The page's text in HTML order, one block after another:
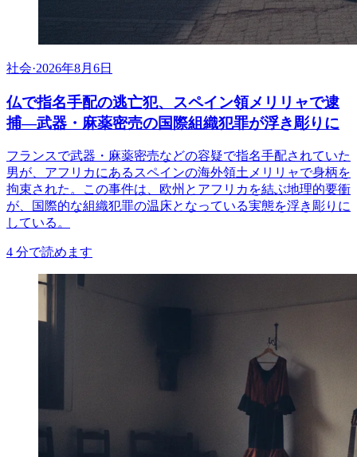
社会·2026年8月6日
仏で指名手配の逃亡犯、スペイン領メリリャで逮
捕―武器・麻薬密売の国際組織犯罪が浮き彫りに
フランスで武器・麻薬密売などの容疑で指名手配されていた
男が、アフリカにあるスペインの海外領土メリリャで身柄を
拘束された。この事件は、欧州とアフリカを結ぶ地理的要衝
が、国際的な組織犯罪の温床となっている実態を浮き彫りに
している。
4 分で読めます